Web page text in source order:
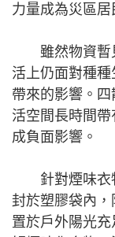
力量成為災區居
雖然物資暫
活上仍面對種
帶來的影響。
活空間長時間
成負面影響。
針對煙味衣
封於塑膠袋內
置於戶外陽光